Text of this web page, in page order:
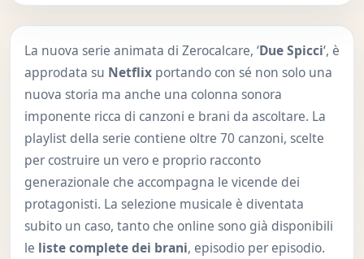
La nuova serie animata di Zerocalcare, ‘Due Spicci‘, è
approdata su Netflix portando con sé non solo una
nuova storia ma anche una colonna sonora
imponente ricca di canzoni e brani da ascoltare. La
playlist della serie contiene oltre 70 canzoni, scelte
per costruire un vero e proprio racconto
generazionale che accompagna le vicende dei
protagonisti. La selezione musicale è diventata
subito un caso, tanto che online sono già disponibili
le liste complete dei brani, episodio per episodio.